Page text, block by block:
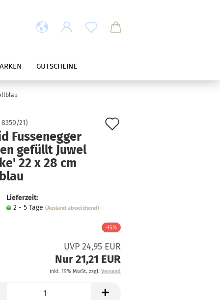
GUTSCHEINE
8350/21)
Fussenegger
gefüllt Juwel
22 x 28 cm
Lieferzeit:
2 - 5 Tage (Ausland abweichend)
-15%
UVP 24,95 EUR
Nur 21,21 EUR
inkl. 19% MwSt. zzgl. Versand